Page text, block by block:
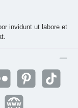
invidunt ut labore et
Pinterest TikTok